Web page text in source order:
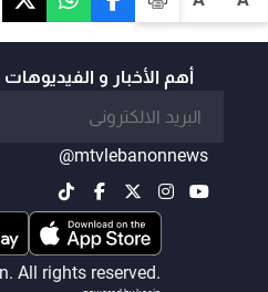
أهم الأخبار و
@mtvlebanonnews
All rights reserved.